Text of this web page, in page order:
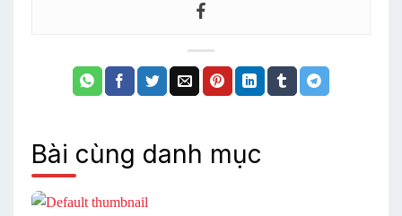
Bài cùng danh mục